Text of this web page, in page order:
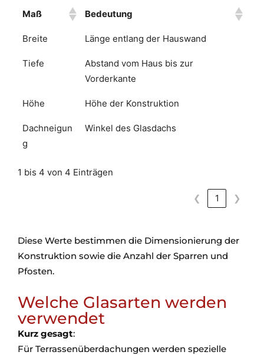
Maß Bedeutung
Breite Länge entlang der Hauswand
Tiefe
Abstand vom Haus bis zur
Vorderkante
Höhe Höhe der Konstruktion
Dachneigun
g
Winkel des Glasdachs
1 bis 4 von 4 Einträgen
❮ 1 ❯
Diese Werte bestimmen die Dimensionierung der
Konstruktion sowie die Anzahl der Sparren und
Pfosten.
Welche Glasarten werden
verwendet
Kurz gesagt:
Für Terrassenüberdachungen werden spezielle